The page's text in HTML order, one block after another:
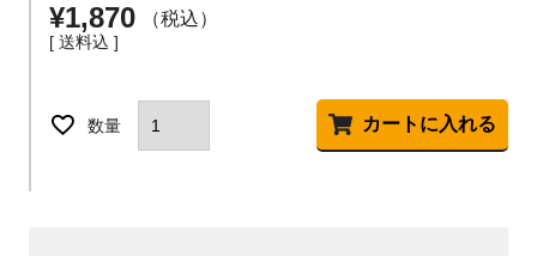
¥1,870 税込
送料込
カートに入れる